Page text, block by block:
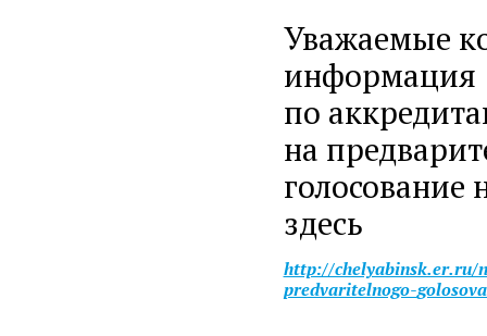
Уважаемые
информация
по
на
голосование
здесь
http://chelyabinsk.er.ru/
predvaritelnogo-